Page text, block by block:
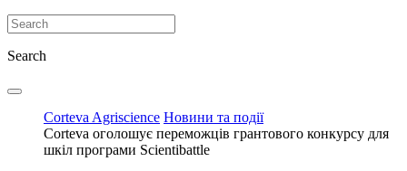
Search
Corteva Agriscience Новини та події
Corteva оголошує переможців грантового конкурсу для
шкіл програми Scientibattle